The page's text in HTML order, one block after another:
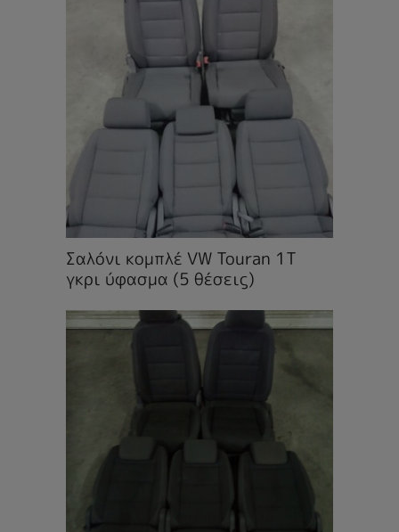
Σαλόνι κομπλέ VW Touran 1T
γκρι ύφασμα (5 θέσεις)